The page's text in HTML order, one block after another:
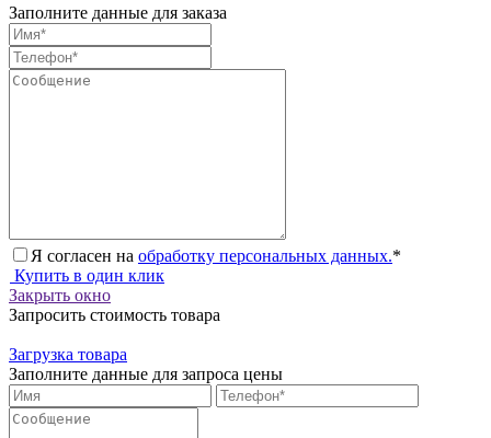
Заполните данные для заказа
Я согласен на обработку персональных данных.*
Купить в один клик
Закрыть окно
Запросить стоимость товара
Загрузка товара
Заполните данные для запроса цены